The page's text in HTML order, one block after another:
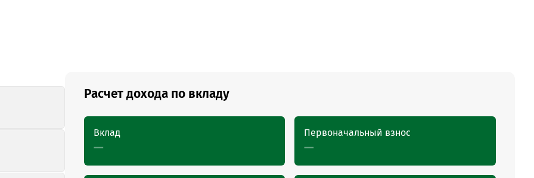
Расчет дохода по вкладу
Вклад
—
Первоначальный взнос
—